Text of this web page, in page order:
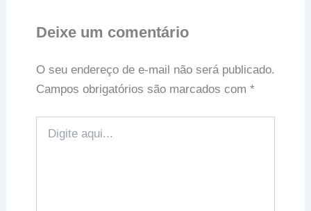
Deixe um comentário
O seu endereço de e-mail não será publicado.
Campos obrigatórios são marcados com *
aqui...